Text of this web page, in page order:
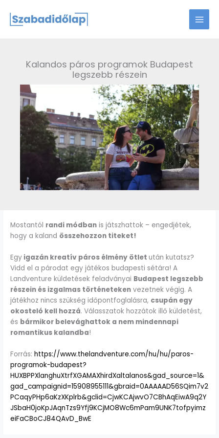
content
Kalandos páros programok Budapest
legszebb részein
Mostantól randi módban is játszhattok – engedjétek,
hogy a kaland összehozzon titeket!
Egy igazán kreatív páros élmény ötletután kutatsz?
Vidd el a párodat egy játékos budapesti sétára! A
Landventure küldetések feladványai Budapest legszebb
részein és izgalmas történeteken vezetnek végig. A
játékhoz nincs szükség időpontfoglalásra, csupán egy
okosteló kell hozzá. Válasszatok hozzátok illő küldetést,
és bármikor belevághattok a nem mindennapi
romantikus kalandba!
Forrás:https://www.thelandventure.com/hu/hu/paros-
programok-budapest?
HUXBPPXlanghuXtrfXGAMAXhirdXaltalanos&gad_source=1&
gad_campaignid=15908955111&gbraid=0AAAAAD56SQim7v2
PCaqyPHp6aKzXKplrb&gclid=CjwKCAjwvO7CBhAqEiwA9q2Y
JSbaH0joKpJAqnTzs9Yfj9KCjMO8Wc6mPam9UNK7tofpyimz
eiFaCBoCJ84QAvD_BwE